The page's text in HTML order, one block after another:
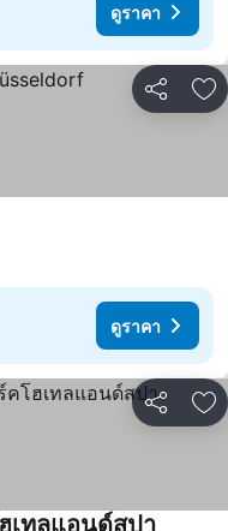
ดูราคา
แชร์ เ
ดูราคา
แชร์ เ
เทลแอนด์สปา